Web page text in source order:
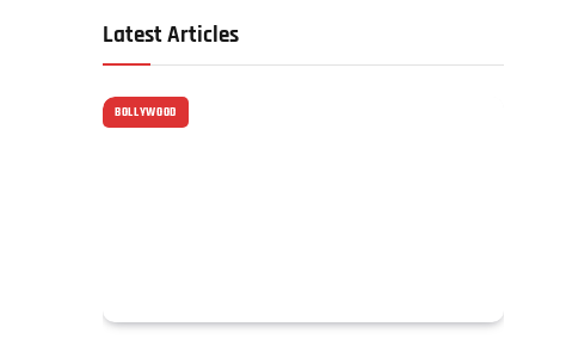
Latest Articles
BOLLYWOOD